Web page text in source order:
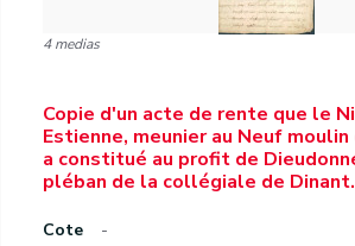
4 medias
Copie d'un acte de rente que le
Estienne, meunier au Neuf moulin
a constitué au profit de
pléban de la collégiale de Dinant.
Cote
-